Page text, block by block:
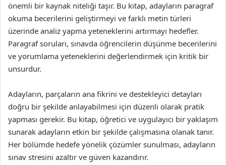
önemli bir kaynak niteliği taşır. Bu kitap, adayların paragraf
okuma becerilerini geliştirmeyi ve farklı metin türleri
üzerinde analiz yapma yeteneklerini artırmayı hedefler.
Paragraf soruları, sınavda öğrencilerin düşünme becerilerini
ve yorumlama yeteneklerini değerlendirmek için kritik bir
unsurdur.
Adayların, parçaların ana fikrini ve destekleyici detayları
doğru bir şekilde anlayabilmesi için düzenli olarak pratik
yapması gerekir. Bu kitap, öğretici ve uygulayıcı bir yaklaşım
sunarak adayların etkin bir şekilde çalışmasına olanak tanır.
Her bölümde hedefe yönelik çözümler sunulması, adayların
sınav stresini azaltır ve güven kazandırır.